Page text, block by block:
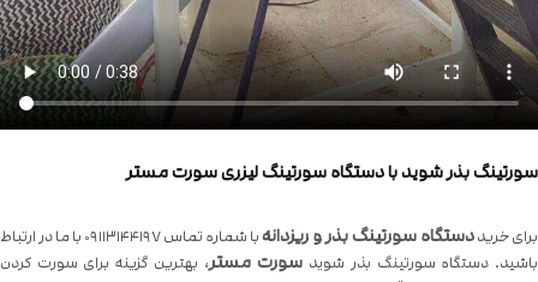
سورتینگ بذر شوید با دستگاه سورتینگ لیزری سورت مستر
برای خریددستگاه سورتینگ بذر و ریزدانه
با شماره تماس ۰۹۱۱۳۱۴۴۱۹۷ با ما در ارتباط
باشید. دستگاه سورتینگ بذر شوید سورت مستر، بهترین گزینه برای سورت کردن